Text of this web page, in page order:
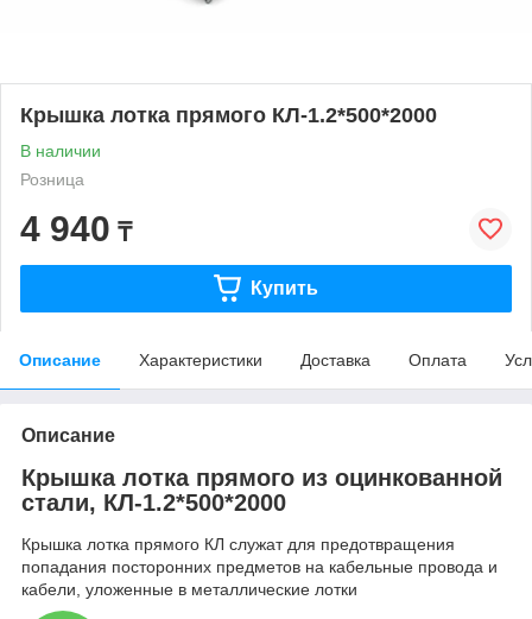
Крышка лотка прямого КЛ-1.2*500*2000
В наличии
Розница
4 940 ₸
Купить
Описание Характеристики Доставка Оплата
Описание
Крышка лотка прямого из оцинкованной
стали, КЛ-1.2*500*2000
Крышка лотка прямого КЛ служат для предотвращения
попадания посторонних предметов на кабельные провода и
кабели, уложенные в металлические лотки